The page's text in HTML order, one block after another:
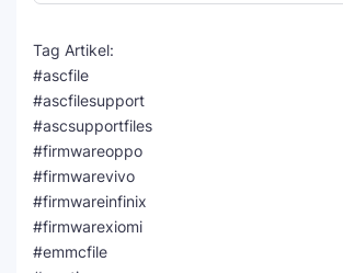
Tag Artikel:
#ascfile
#ascfilesupport
#ascsupportfiles
#firmwareoppo
#firmwarevivo
#firmwareinfinix
#firmwarexiomi
#emmcfile